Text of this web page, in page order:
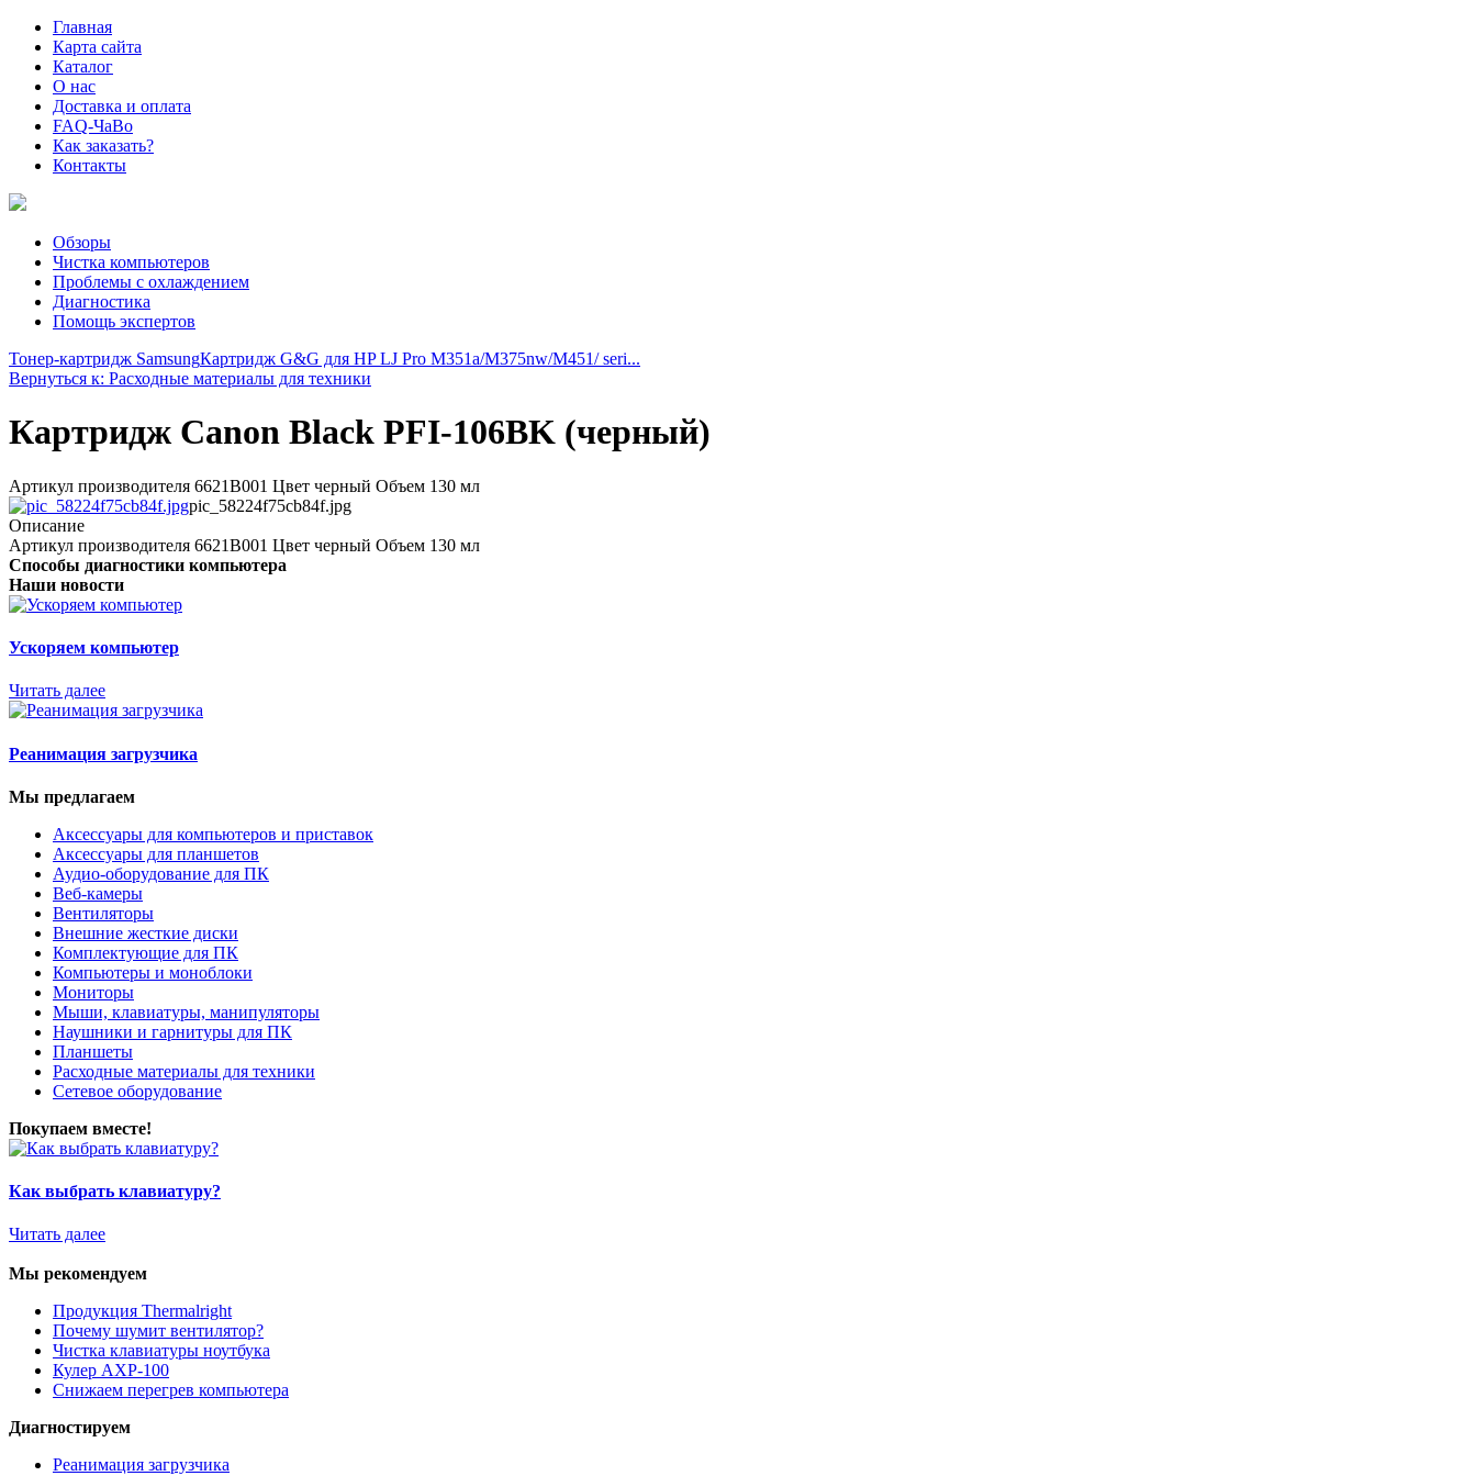
Главная
Карта сайта
Каталог
О нас
Доставка и оплата
FAQ-ЧаВо
Как заказать?
Контакты
Обзоры
Чистка компьютеров
Проблемы с охлаждением
Диагностика
Помощь экспертов
Тонер-картридж SamsungКартридж G&G для HP LJ Pro M351a/M375nw/M451/ seri...
Вернуться к: Расходные материалы для техники
Картридж Canon Black PFI-106BK (черный)
Артикул производителя 6621B001 Цвет черный Объем 130 мл
pic_58224f75cb84f.jpg
Описание
Артикул производителя 6621B001 Цвет черный Объем 130 мл
Способы диагностики компьютера
Наши новости
Ускоряем компьютер
Читать далее
Реанимация загрузчика
Мы предлагаем
Аксессуары для компьютеров и приставок
Аксессуары для планшетов
Аудио-оборудование для ПК
Веб-камеры
Вентиляторы
Внешние жесткие диски
Комплектующие для ПК
Компьютеры и моноблоки
Мониторы
Мыши, клавиатуры, манипуляторы
Наушники и гарнитуры для ПК
Планшеты
Расходные материалы для техники
Сетевое оборудование
Покупаем вместе!
Как выбрать клавиатуру?
Читать далее
Мы рекомендуем
Продукция Thermalright
Почему шумит вентилятор?
Чистка клавиатуры ноутбука
Кулер AXP-100
Снижаем перегрев компьютера
Диагностируем
Реанимация загрузчика